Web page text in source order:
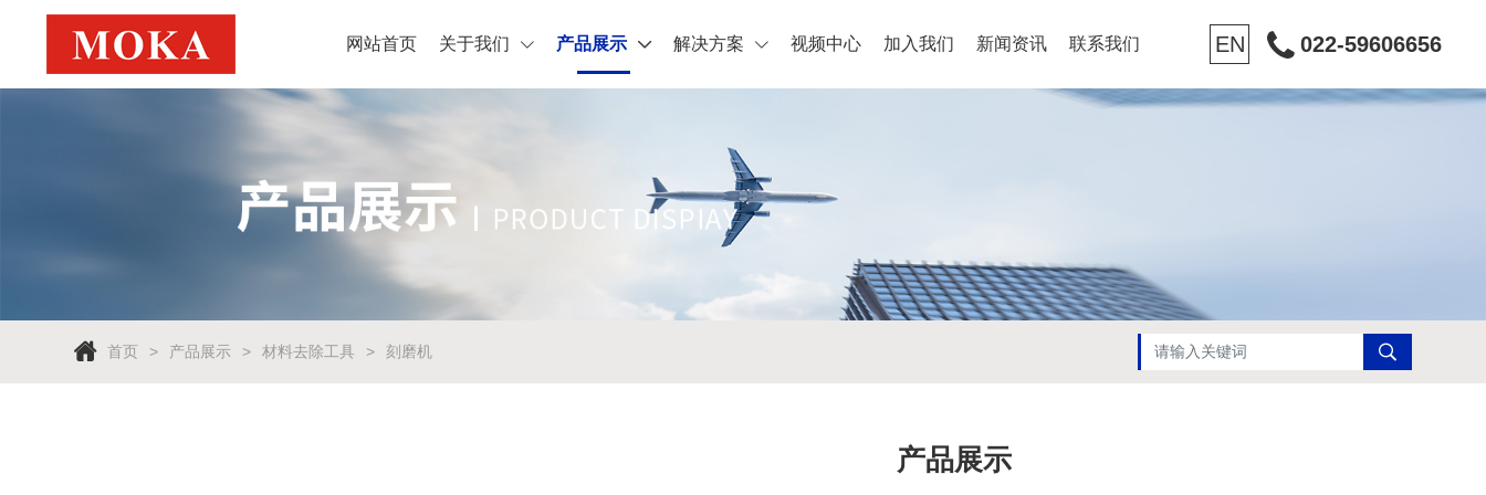
网站首页 关于我们 产品展示 解决方案 视频中心 加入我们 新闻资讯 联系我们 EN 022-59606656
首页 产品展示 材料去除工具 刻磨机
产品展示